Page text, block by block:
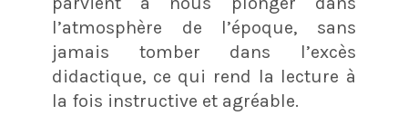
l’atmosphère de l’époque, sans
jamais tomber dans l’excès
didactique, ce qui rend la lecture à
la fois instructive et agréable.